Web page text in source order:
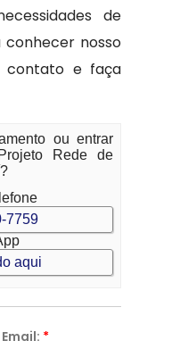
de
conhecer nosso
contato e faça
ou entrar
Rede de
7759
aqui
Email: *